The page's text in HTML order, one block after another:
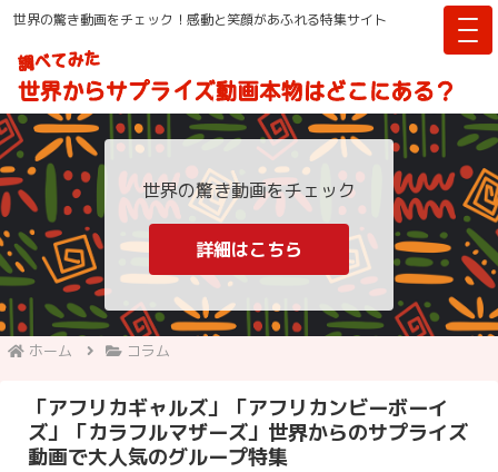
世界の驚き動画をチェック！感動と笑顔があふれる特集サイト
世界の驚き動画をチェック
詳細はこちら
ホーム コラム
「アフリカギャルズ」「アフリカンビーボーイ
ズ」「カラフルマザーズ」世界からのサプライズ
動画で大人気のグループ特集